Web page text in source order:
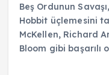
Beş Ordunun
Hobbit üçlemesini
McKellen, Richard
Bloom gibi başarılı